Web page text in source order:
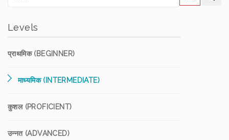
Levels
प्राथमिक (BEGINNER)
माध्यमिक (INTERMEDIATE)
कुशल (PROFICIENT)
उन्नत (ADVANCED)